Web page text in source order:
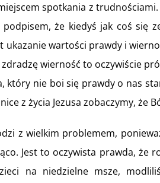
spotkania z
że kiedyś jak coś się
ukazanie wartości prawdy i
wierność to oczywiście
który nie boi się prawdy o nas
z życia Jezusa zobaczymy,
problemem, ponieważ
Jest to oczywista prawda, że
na niedzielne msze,